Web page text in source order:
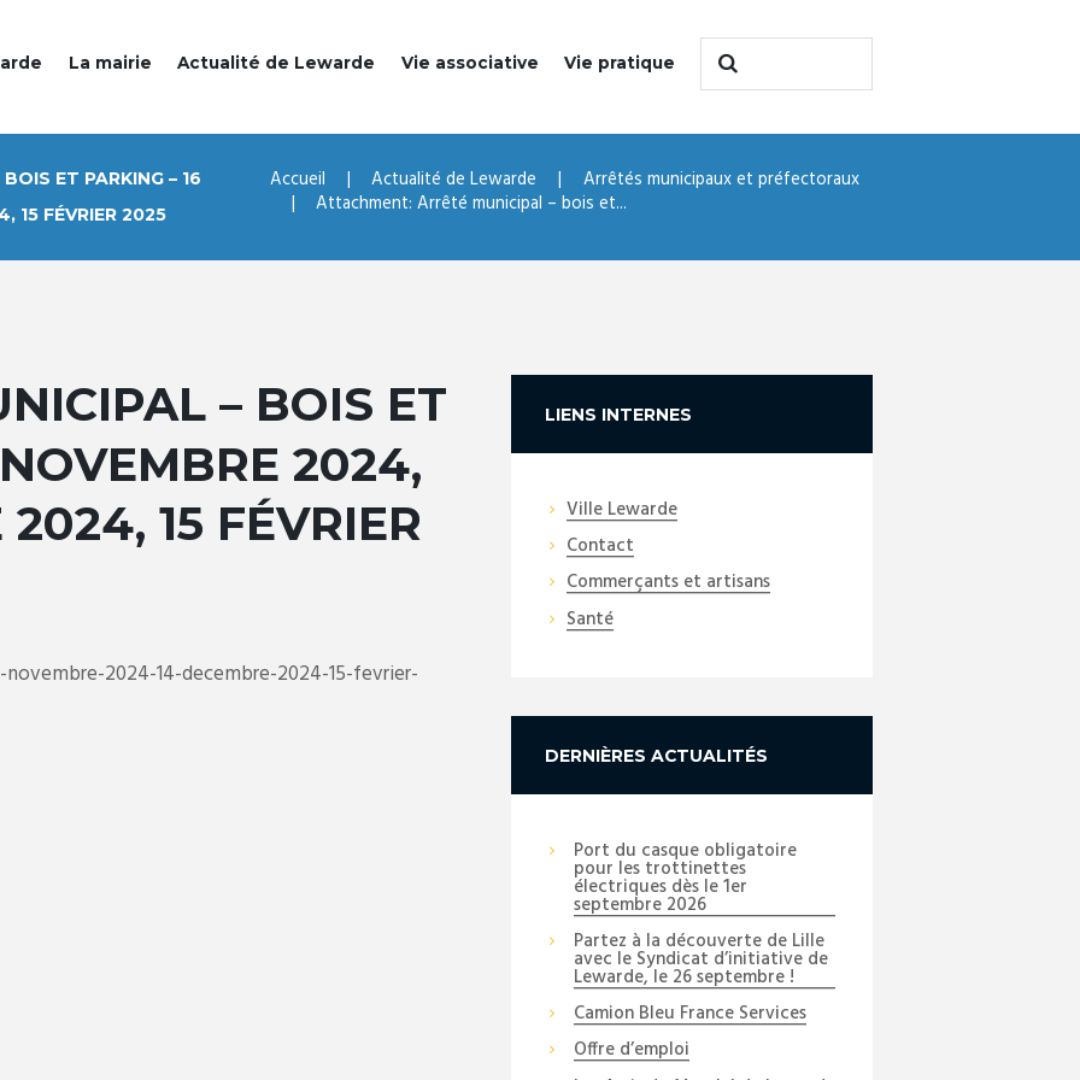
La mairie Actualité de Lewarde Vie associative Vie pratique
ET PARKING – 16
15 FÉVRIER 2025
Accueil Actualité de Lewarde
Arrêtés municipaux et préfectoraux
Attachment: Arrêté municipal – bois et...
– BOIS ET
2024,
15 FÉVRIER
LIENS INTERNES
Ville Lewarde
Contact
Commerçants et artisans
Santé
DERNIÈRES ACTUALITÉS
Port du casque obligatoire
pour les trottinettes
électriques dès le 1er
septembre 2026
Partez à la découverte de Lille
avec le Syndicat d’initiative de
Lewarde, le 26 septembre !
Camion Bleu France Services
Offre d’emploi